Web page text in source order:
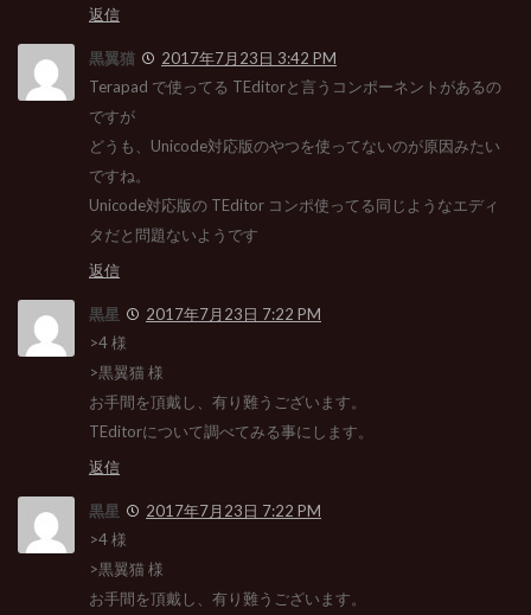
返信
黒翼猫
2017年7月23日 3:42 PM
Terapad で使ってる TEditorと言うコンポーネントがあるの
ですが
どうも、Unicode対応版のやつを使ってないのが原因みたい
ですね。
Unicode対応版の TEditor コンポ使ってる同じようなエディ
タだと問題ないようです
返信
黒星
2017年7月23日 7:22 PM
>4 様
>黒翼猫 様
お手間を頂戴し、有り難うございます。
TEditorについて調べてみる事にします。
返信
黒星
2017年7月23日 7:22 PM
>4 様
>黒翼猫 様
お手間を頂戴し、有り難うございます。